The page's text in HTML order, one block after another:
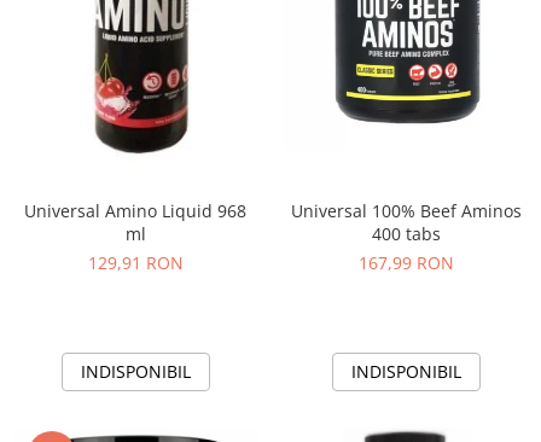
Universal Amino Liquid 968
ml
129,91 RON
INDISPONIBIL
Universal 100% Beef Aminos
400 tabs
167,99 RON
INDISPONIBIL